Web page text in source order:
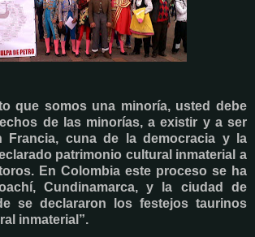
que somos una minoría, usted debe
de las minorías, a existir y a ser
Francia, cuna de la democracia y la
patrimonio cultural inmaterial a
En Colombia este proceso se ha
Cundinamarca, y la ciudad de
se declararon los festejos taurinos
inmaterial”.